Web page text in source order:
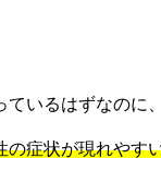
いるはずなのに
の症状が現れやす